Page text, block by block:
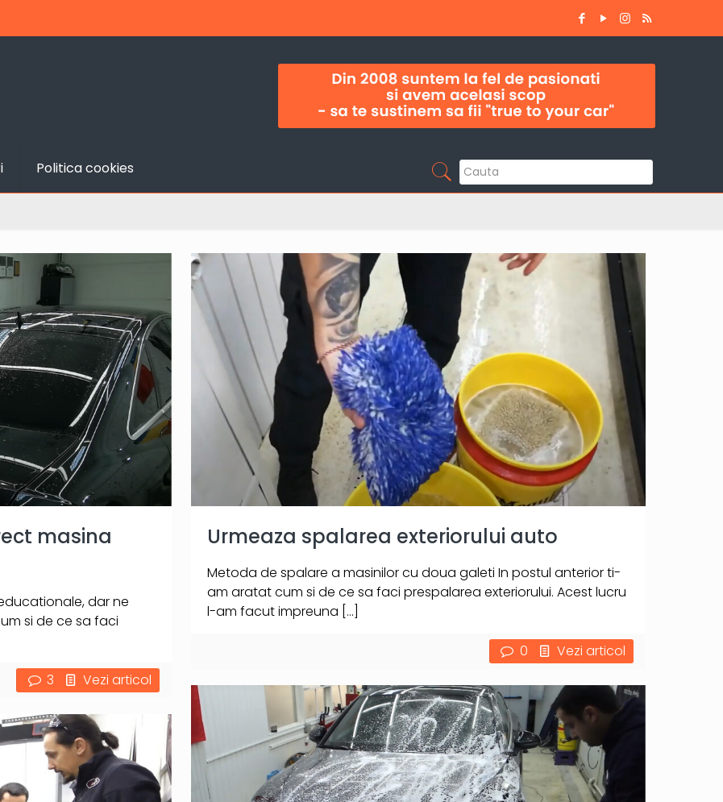
Politica cookies
masina
dar ne
si de ce sa faci
3 Vezi articol
Urmeaza spalarea exteriorului auto
Metoda de spalare a masinilor cu doua galeti In postul anterior ti-
am aratat cum si de ce sa faci prespalarea exteriorului. Acest lucru
l-am facut impreuna […]
0 Vezi articol